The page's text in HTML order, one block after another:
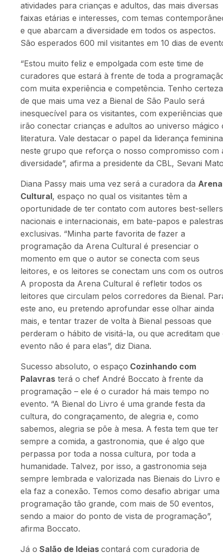
atividades para crianças e adultos, das mais diversas
faixas etárias e interesses, com temas
e que abarcam a diversidade em todos os aspectos.
São esperados 600 mil visitantes em 10 dias de
“Estou muito feliz e empolgada com este time de
curadores que estará à frente de toda a
com muita experiência e competência. Tenho certeza
de que mais uma vez a Bienal de São Paulo será
inesquecível para os visitantes, com experiências que
irão conectar crianças e adultos ao universo mágico
literatura. Vale destacar o papel da liderança feminina
neste grupo que reforça o nosso compromisso com
diversidade”, afirma a presidente da CBL, Sevani
Diana Passy mais uma vez será a curadora da Arena
Cultural, espaço no qual os visitantes têm a
oportunidade de ter contato com autores best-sellers
nacionais e internacionais, em bate-papos e palestras
exclusivas. “Minha parte favorita de fazer a
programação da Arena Cultural é presenciar o
momento em que o autor se conecta com seus
leitores, e os leitores se conectam uns com os
A proposta da Arena Cultural é refletir todos os
leitores que circulam pelos corredores da Bienal.
este ano, eu pretendo aprofundar esse olhar ainda
mais, e tentar trazer de volta à Bienal pessoas que
perderam o hábito de visitá-la, ou que acreditam que
evento não é para elas”, diz Diana.
Sucesso absoluto, o espaço Cozinhando com
Palavras terá o chef André Boccato à frente da
programação – ele é o curador há mais tempo no
evento. “A Bienal do Livro é uma grande festa da
cultura, do congraçamento, de alegria e, como
sabemos, alegria se põe à mesa. A festa tem que ter
sempre a comida, a gastronomia, que é algo que
perpassa por toda a nossa cultura, por toda a
humanidade. Talvez, por isso, a gastronomia seja
sempre lembrada e valorizada nas Bienais do Livro e
ela faz a conexão. Temos como desafio abrigar uma
programação tão grande, com mais de 50 eventos,
sendo a maior do ponto de vista de programação”,
afirma Boccato.
Já o Salão de Ideias contará com curadoria de